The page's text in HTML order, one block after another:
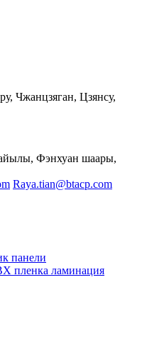
Чжанцзяган, Цзянсу,
Фэнхуан шаары,
Raya.tian@btacp.com
панели
пленка ламинация